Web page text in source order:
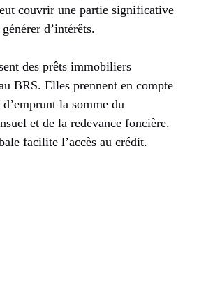
couvrir une partie significative
d’intérêts.
des prêts immobiliers
BRS. Elles prennent en compte
la somme du
et de la redevance foncière.
facilite l’accès au crédit.